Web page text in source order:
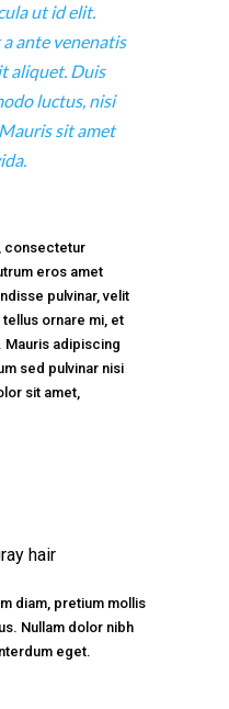
ut id elit.
ante venenatis
aliquet. Duis
luctus, nisi
sit amet
consectetur
eros amet
pulvinar, velit
ornare mi, et
Mauris adipiscing
sed pulvinar nisi
sit amet,
hair
diam, pretium mollis
Nullam dolor nibh
eget.